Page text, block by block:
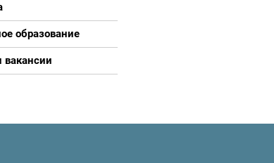
образование
вакансии